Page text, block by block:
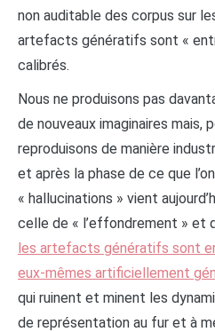
non auditable des corpus sur
artefacts génératifs sont «
calibrés.
Nous ne produisons pas
de nouveaux imaginaires mais,
reproduisons de manière
et après la phase de ce que
« hallucinations » vient
celle de « l’effondrement » et
les artefacts génératifs sont
eux-mêmes artificiellement
qui ruinent et minent les
de représentation au fur et à